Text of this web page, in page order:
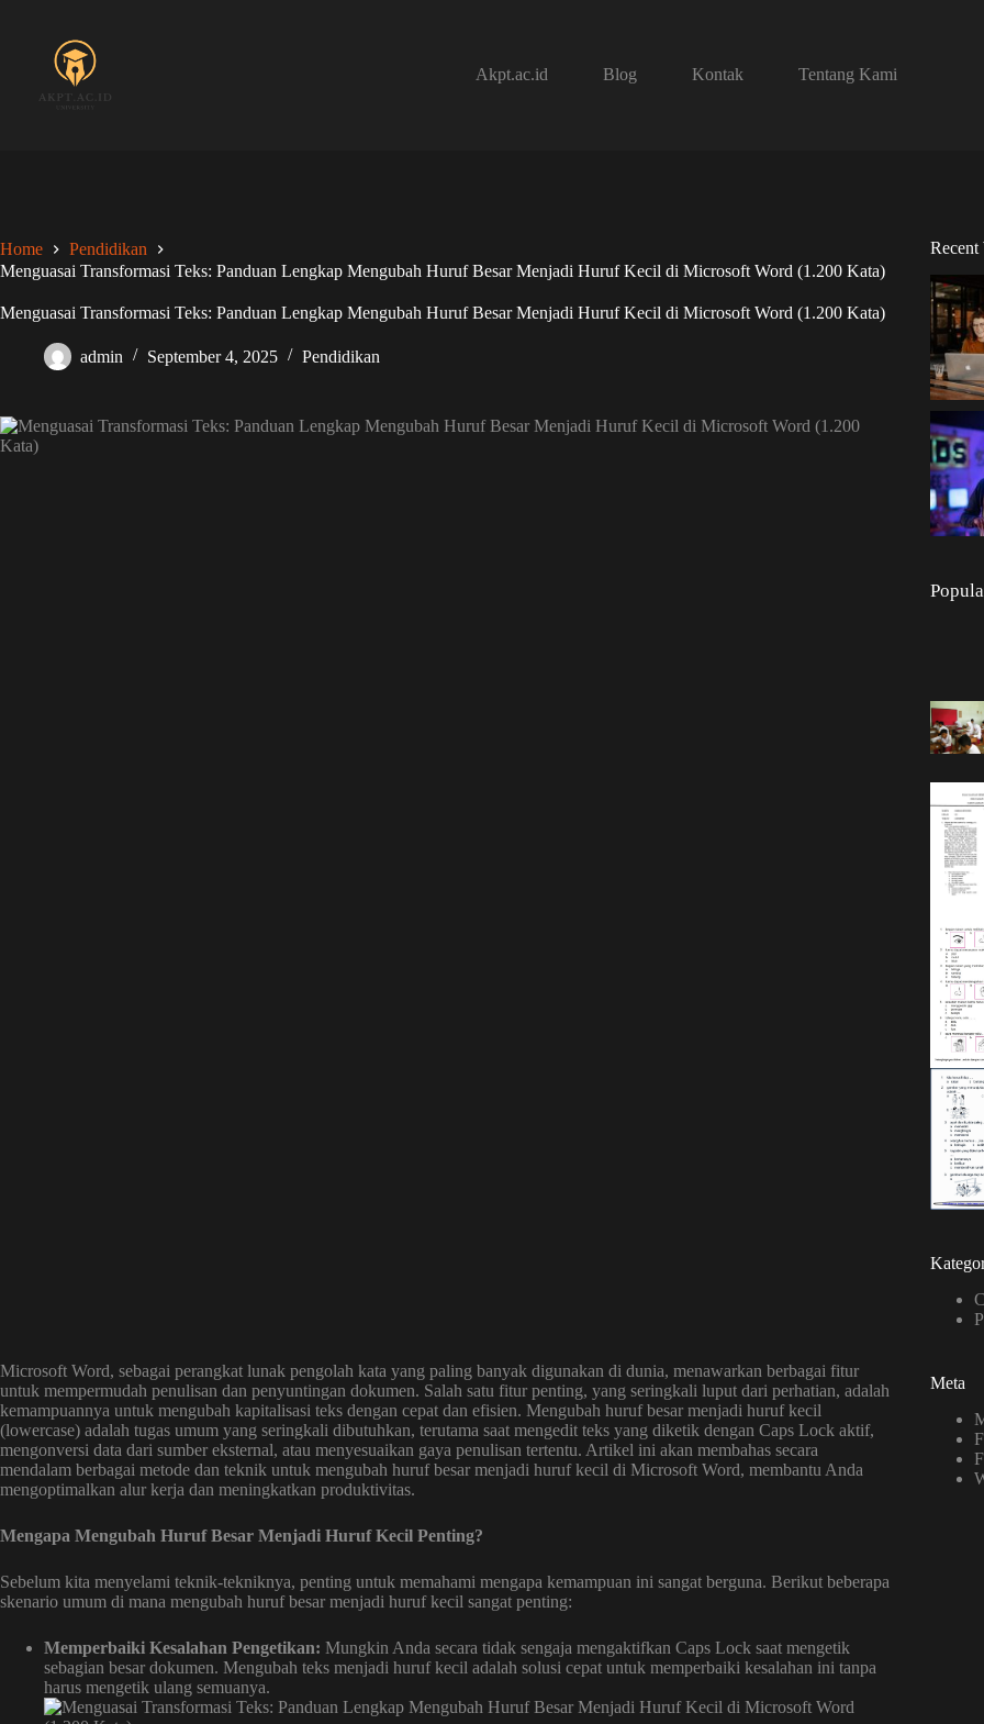
Akpt.ac.id
Blog Kontak Tentang Kami
Home
Pendidikan
Menguasai Transformasi Teks: Panduan Lengkap Mengubah Huruf Besar Menjadi Huruf Kecil di Microsoft Word (1.200 Kata)
Menguasai Transformasi Teks: Panduan Lengkap Mengubah Huruf Besar Menjadi Huruf Kecil di Microsoft Word (1.200 Kata)
admin September 4, 2025 Pendidikan
Microsoft Word, sebagai perangkat lunak pengolah kata yang paling banyak digunakan di dunia, menawarkan berbagai fitur
untuk mempermudah penulisan dan penyuntingan dokumen. Salah satu fitur penting, yang seringkali luput dari perhatian, adalah
kemampuannya untuk mengubah kapitalisasi teks dengan cepat dan efisien. Mengubah huruf besar menjadi huruf kecil
(lowercase) adalah tugas umum yang seringkali dibutuhkan, terutama saat mengedit teks yang diketik dengan Caps Lock aktif,
mengonversi data dari sumber eksternal, atau menyesuaikan gaya penulisan tertentu. Artikel ini akan membahas secara
mendalam berbagai metode dan teknik untuk mengubah huruf besar menjadi huruf kecil di Microsoft Word, membantu Anda
mengoptimalkan alur kerja dan meningkatkan produktivitas.
Mengapa Mengubah Huruf Besar Menjadi Huruf Kecil Penting?
Sebelum kita menyelami teknik-tekniknya, penting untuk memahami mengapa kemampuan ini sangat berguna. Berikut beberapa
skenario umum di mana mengubah huruf besar menjadi huruf kecil sangat penting:
Memperbaiki Kesalahan Pengetikan: Mungkin Anda secara tidak sengaja mengaktifkan Caps Lock saat mengetik
sebagian besar dokumen. Mengubah teks menjadi huruf kecil adalah solusi cepat untuk memperbaiki kesalahan ini tanpa
harus mengetik ulang semuanya.
Recent
Meta